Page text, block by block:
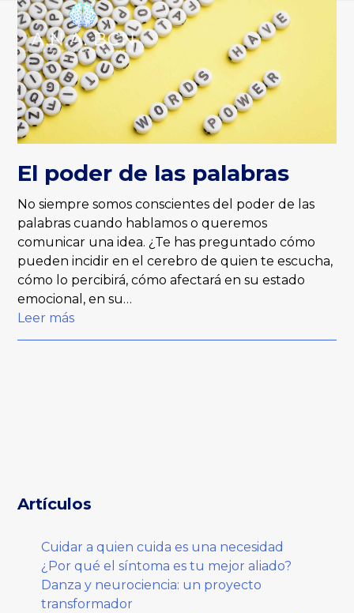
Skip
content
Open
mobile
menu
Close
mobile
menu
El poder de las palabras
No siempre somos conscientes del poder de las
palabras cuando hablamos o queremos
comunicar una idea. ¿Te has preguntado cómo
pueden incidir en el cerebro de quien te escucha,
cómo lo percibirá, cómo afectará en su estado
emocional, en su…
Leer más
Artículos
Cuidar a quien cuida es una necesidad
¿Por qué el síntoma es tu mejor aliado?
Danza y neurociencia: un proyecto
transformador